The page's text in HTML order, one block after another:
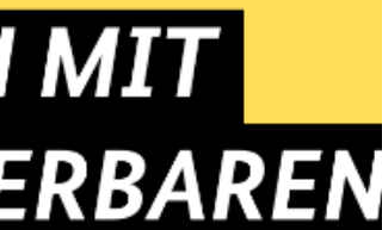
interessanten Zuschuss (Programm-Nr.
beantragen. Was...